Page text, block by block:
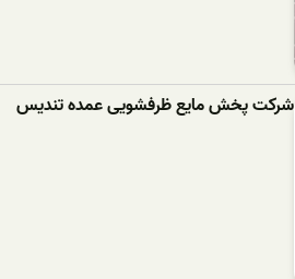
شرکت پخش مایع ظرفشویی عمده تندیس